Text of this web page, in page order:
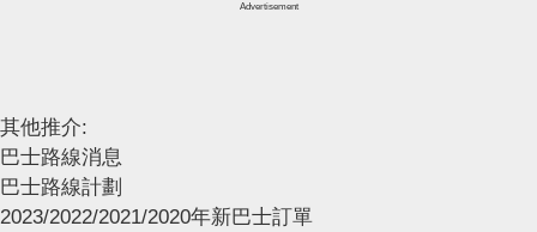
Advertisement
其他推介:
巴士路線消息
巴士路線計劃
2023/2022/2021/2020年新巴士訂單